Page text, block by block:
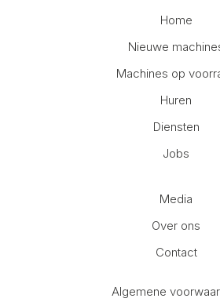
Home
Nieuwe
Machines op
Huren
Diensten
Jobs
Media
Over ons
Contact
Algemene